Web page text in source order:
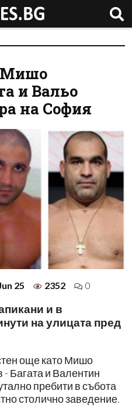
Мишо
и Вальо
на София
25 2352 0
и в
на улицата пред
още като Мишо
Багата и Валентин
пребити в събота
столично заведение.